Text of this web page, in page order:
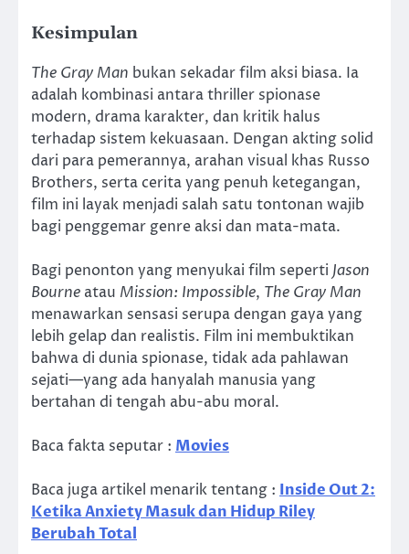
Kesimpulan
The Gray Man bukan sekadar film aksi biasa. Ia
adalah kombinasi antara thriller spionase
modern, drama karakter, dan kritik halus
terhadap sistem kekuasaan. Dengan akting solid
dari para pemerannya, arahan visual khas Russo
Brothers, serta cerita yang penuh ketegangan,
film ini layak menjadi salah satu tontonan wajib
bagi penggemar genre aksi dan mata-mata.
Bagi penonton yang menyukai film seperti Jason
Bourne atau Mission: Impossible, The Gray Man
menawarkan sensasi serupa dengan gaya yang
lebih gelap dan realistis. Film ini membuktikan
bahwa di dunia spionase, tidak ada pahlawan
sejati—yang ada hanyalah manusia yang
bertahan di tengah abu-abu moral.
Baca fakta seputar : Movies
Baca juga artikel menarik tentang : Inside Out 2:
Ketika Anxiety Masuk dan Hidup Riley
Berubah Total